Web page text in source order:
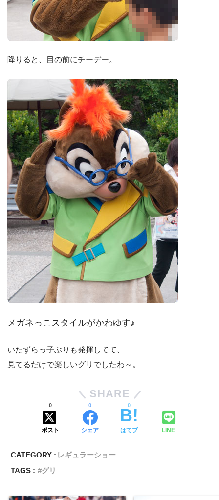
降りると、目の前にチーデー。
メガネっこスタイルがかわゆす♪
いたずらっ子ぶりも発揮してて、
見てるだけで楽しいグリでしたわ～。
SHARE
ポスト
0
シェア
0
はてブ
0
LINE
CATEGORY : レギュラーショー
TAGS :
グリ